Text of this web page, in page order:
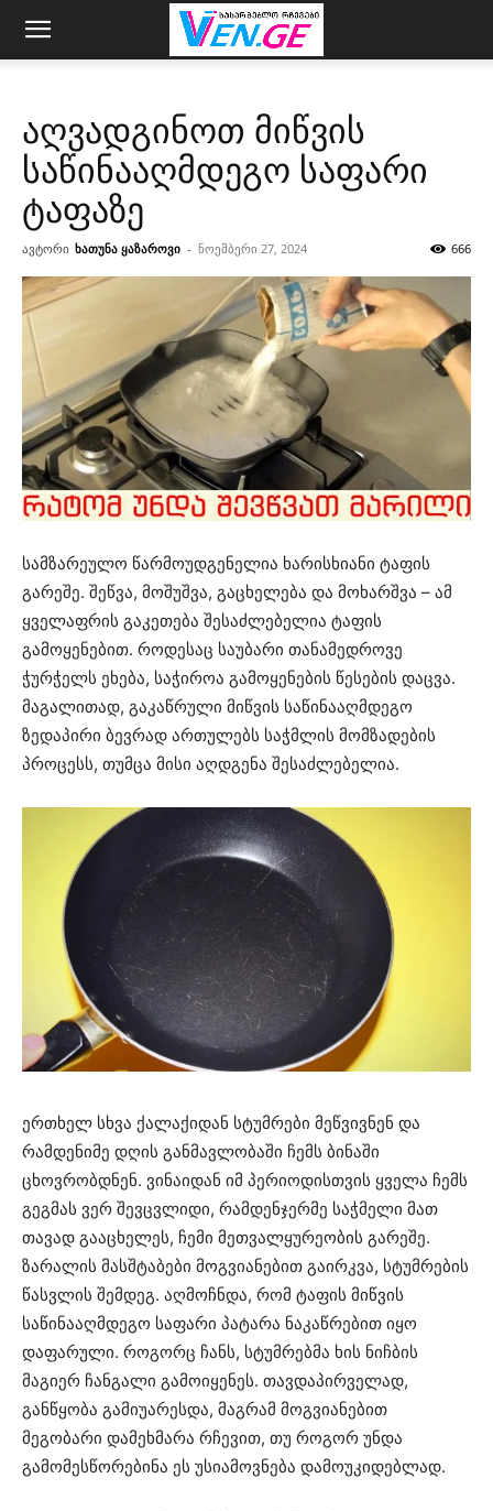
აღვადგინოთ მიწვის
საწინააღმდეგო საფარი
ტაფაზე
ავტორი ხათუნა ყაზაროვი - ნოემბერი 27, 2024 666
სამზარეულო წარმოუდგენელია ხარისხიანი ტაფის
გარეშე. შეწვა, მოშუშვა, გაცხელება და მოხარშვა – ამ
ყველაფრის გაკეთება შესაძლებელია ტაფის
გამოყენებით. როდესაც საუბარი თანამედროვე
ჭურჭელს ეხება, საჭიროა გამოყენების წესების დაცვა.
მაგალითად, გაკაწრული მიწვის საწინააღმდეგო
ზედაპირი ბევრად ართულებს საჭმლის მომზადების
პროცესს, თუმცა მისი აღდგენა შესაძლებელია.
ერთხელ სხვა ქალაქიდან სტუმრები მეწვივნენ და
რამდენიმე დღის განმავლობაში ჩემს ბინაში
ცხოვრობდნენ. ვინაიდან იმ პერიოდისთვის ყველა ჩემს
გეგმას ვერ შევცვლიდი, რამდენჯერმე საჭმელი მათ
თავად გააცხელეს, ჩემი მეთვალყურეობის გარეშე.
ზარალის მასშტაბები მოგვიანებით გაირკვა, სტუმრების
წასვლის შემდეგ. აღმოჩნდა, რომ ტაფის მიწვის
საწინააღმდეგო საფარი პატარა ნაკაწრებით იყო
დაფარული. როგორც ჩანს, სტუმრებმა ხის ნიჩბის
მაგიერ ჩანგალი გამოიყენეს. თავდაპირველად,
განწყობა გამიუარესდა, მაგრამ მოგვიანებით
მეგობარი დამეხმარა რჩევით, თუ როგორ უნდა
გამომესწორებინა ეს უსიამოვნება დამოუკიდებლად.